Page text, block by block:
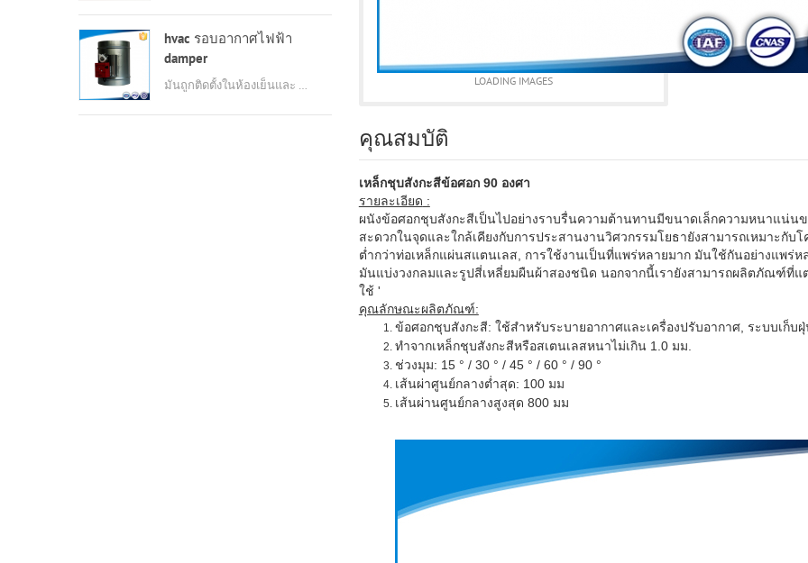
hvac รอบอากาศไฟฟ้า
damper
มันถูกติดตั้งในห้องเย็นและ interlocked กับฤดูร้อน fan.in แกน, เมื่อพัดลมตามแนวแกนกำลังทำงานอยู่ตัวกันกระแทกยังทำงานเพื่อระบายอากาศที LOADING IMAGES
คุณสมบัติ
เหล็กชุบสังกะสีข้อศอก 90 องศา
รายละเอียด :
ผนังข้อศอกชุบสังกะสีเป็นไปอย่างราบรื่นความต้านทานมีขนาดเล็กความหนาแน่น
สะดวกในจุดและใกล้เคียงกับการประสานงานวิศวกรรมโยธายังสามารถเหมาะกั
ต่ำกว่าท่อเหล็กแผ่นสแตนเลส, การใช้งานเป็นที่แพร่หลายมาก มันใช้กันอย่างแพร่
มันแบ่งวงกลมและรูปสี่เหลี่ยมผืนผ้าสองชนิด นอกจากนี้เรายังสามารถผลิตภัณฑ์ที่แ
ใช้ '
คุณลักษณะผลิตภัณฑ์:
ข้อศอกชุบสังกะสี: ใช้สำหรับระบายอากาศและเครื่องปรับอากาศ, ระบบเก็บ
ทำจากเหล็กชุบสังกะสีหรือสเตนเลสหนาไม่เกิน 1.0 มม.
ช่วงมุม: 15 ° / 30 ° / 45 ° / 60 ° / 90 °
เส้นผ่าศูนย์กลางต่ำสุด: 100 มม
เส้นผ่านศูนย์กลางสูงสุด 800 มม